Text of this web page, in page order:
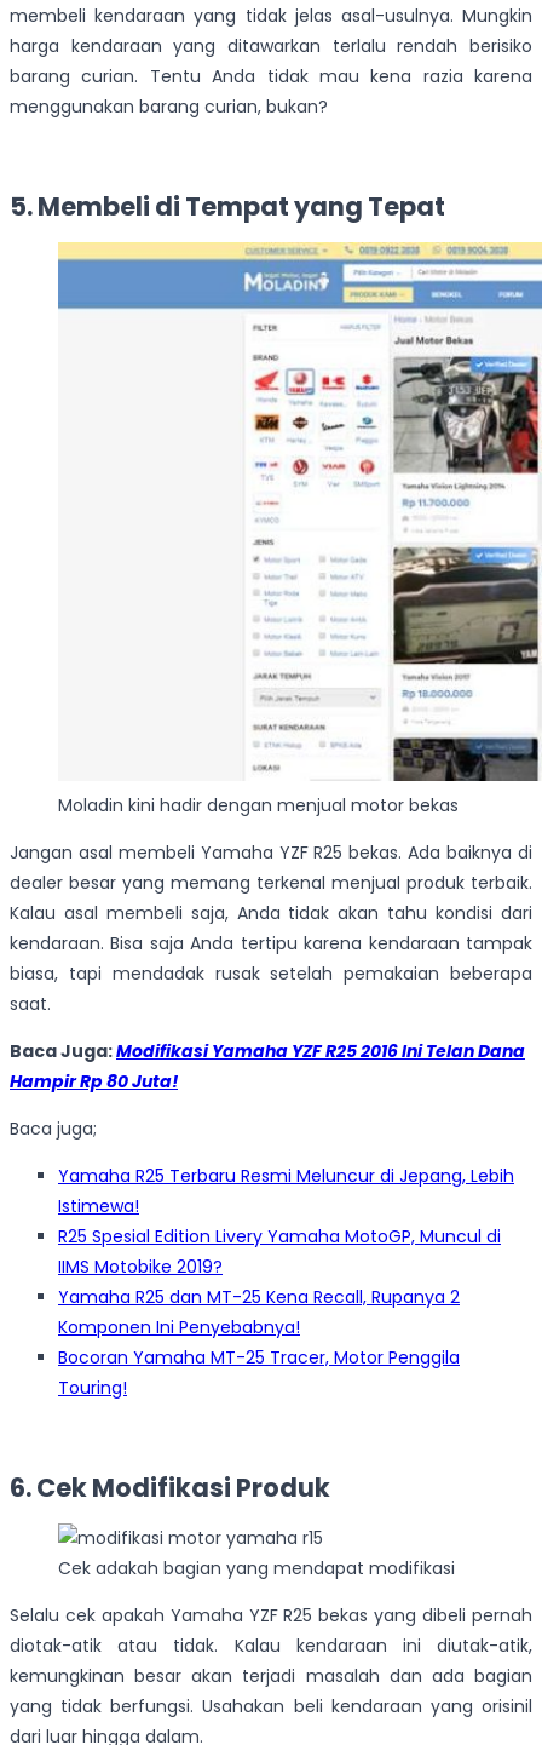
membeli kendaraan yang tidak jelas asal-usulnya. Mungkin
harga kendaraan yang ditawarkan terlalu rendah berisiko
barang curian. Tentu Anda tidak mau kena razia karena
menggunakan barang curian, bukan?
5. Membeli di Tempat yang Tepat
Moladin kini hadir dengan menjual motor bekas
Jangan asal membeli Yamaha YZF R25 bekas. Ada baiknya di
dealer besar yang memang terkenal menjual produk terbaik.
Kalau asal membeli saja, Anda tidak akan tahu kondisi dari
kendaraan. Bisa saja Anda tertipu karena kendaraan tampak
biasa, tapi mendadak rusak setelah pemakaian beberapa
saat.
Baca Juga:Modifikasi Yamaha YZF R25 2016 Ini Telan Dana
Hampir Rp 80 Juta!
Baca juga;
Yamaha R25 Terbaru Resmi Meluncur di Jepang, Lebih
Istimewa!
R25 Spesial Edition Livery Yamaha MotoGP, Muncul di
IIMS Motobike 2019?
Yamaha R25 dan MT-25 Kena Recall, Rupanya 2
Komponen Ini Penyebabnya!
Bocoran Yamaha MT-25 Tracer, Motor Penggila
Touring!
6. Cek Modifikasi Produk
Cek adakah bagian yang mendapat modifikasi
Selalu cek apakah Yamaha YZF R25 bekas yang dibeli pernah
diotak-atik atau tidak. Kalau kendaraan ini diutak-atik,
kemungkinan besar akan terjadi masalah dan ada bagian
yang tidak berfungsi. Usahakan beli kendaraan yang orisinil
dari luar hingga dalam.